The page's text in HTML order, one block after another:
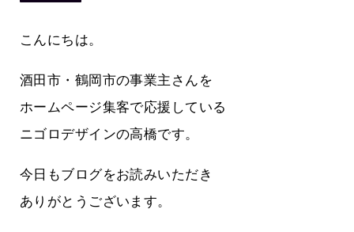
こんにちは。
酒田市・鶴岡市の事業主さんを
ホームページ集客で応援している
ニゴロデザインの高橋です。
今日もブログをお読みいただき
ありがとうございます。
信を持
んです
ニゴロ通信８月号が届きました！まも
なくまちがい探しが変わります
2026.07.27